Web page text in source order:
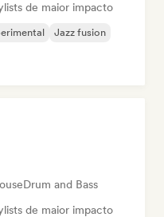
de maior impacto
Jazz fusion
Drum and Bass
de maior impacto